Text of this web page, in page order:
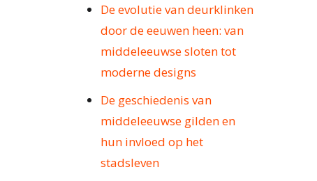
De evolutie van deurklinken
door de eeuwen heen: van
middeleeuwse sloten tot
moderne designs
De geschiedenis van
middeleeuwse gilden en
hun invloed op het
stadsleven